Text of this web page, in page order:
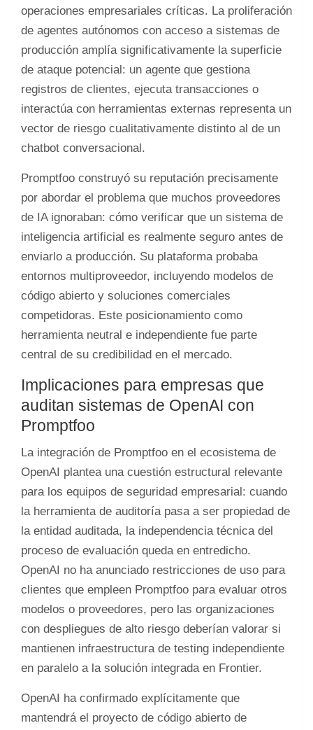
operaciones empresariales críticas. La proliferación
de agentes autónomos con acceso a sistemas de
producción amplía significativamente la superficie
de ataque potencial: un agente que gestiona
registros de clientes, ejecuta transacciones o
interactúa con herramientas externas representa un
vector de riesgo cualitativamente distinto al de un
chatbot conversacional.
Promptfoo construyó su reputación precisamente
por abordar el problema que muchos proveedores
de IA ignoraban: cómo verificar que un sistema de
inteligencia artificial es realmente seguro antes de
enviarlo a producción. Su plataforma probaba
entornos multiproveedor, incluyendo modelos de
código abierto y soluciones comerciales
competidoras. Este posicionamiento como
herramienta neutral e independiente fue parte
central de su credibilidad en el mercado.
Implicaciones para empresas que
auditan sistemas de OpenAI con
Promptfoo
La integración de Promptfoo en el ecosistema de
OpenAI plantea una cuestión estructural relevante
para los equipos de seguridad empresarial: cuando
la herramienta de auditoría pasa a ser propiedad de
la entidad auditada, la independencia técnica del
proceso de evaluación queda en entredicho.
OpenAI no ha anunciado restricciones de uso para
clientes que empleen Promptfoo para evaluar otros
modelos o proveedores, pero las organizaciones
con despliegues de alto riesgo deberían valorar si
mantienen infraestructura de testing independiente
en paralelo a la solución integrada en Frontier.
OpenAI ha confirmado explícitamente que
mantendrá el proyecto de código abierto de